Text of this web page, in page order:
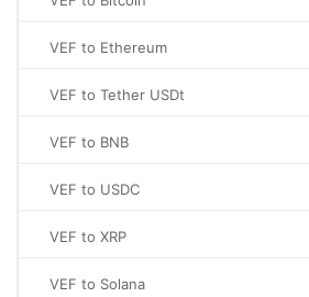
VEF to Ethereum
VEF to Tether USDt
VEF to BNB
VEF to USDC
VEF to XRP
VEF to Solana